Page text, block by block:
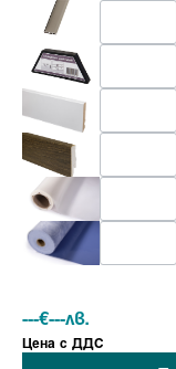
---€---лв.
Ценa с ДДС